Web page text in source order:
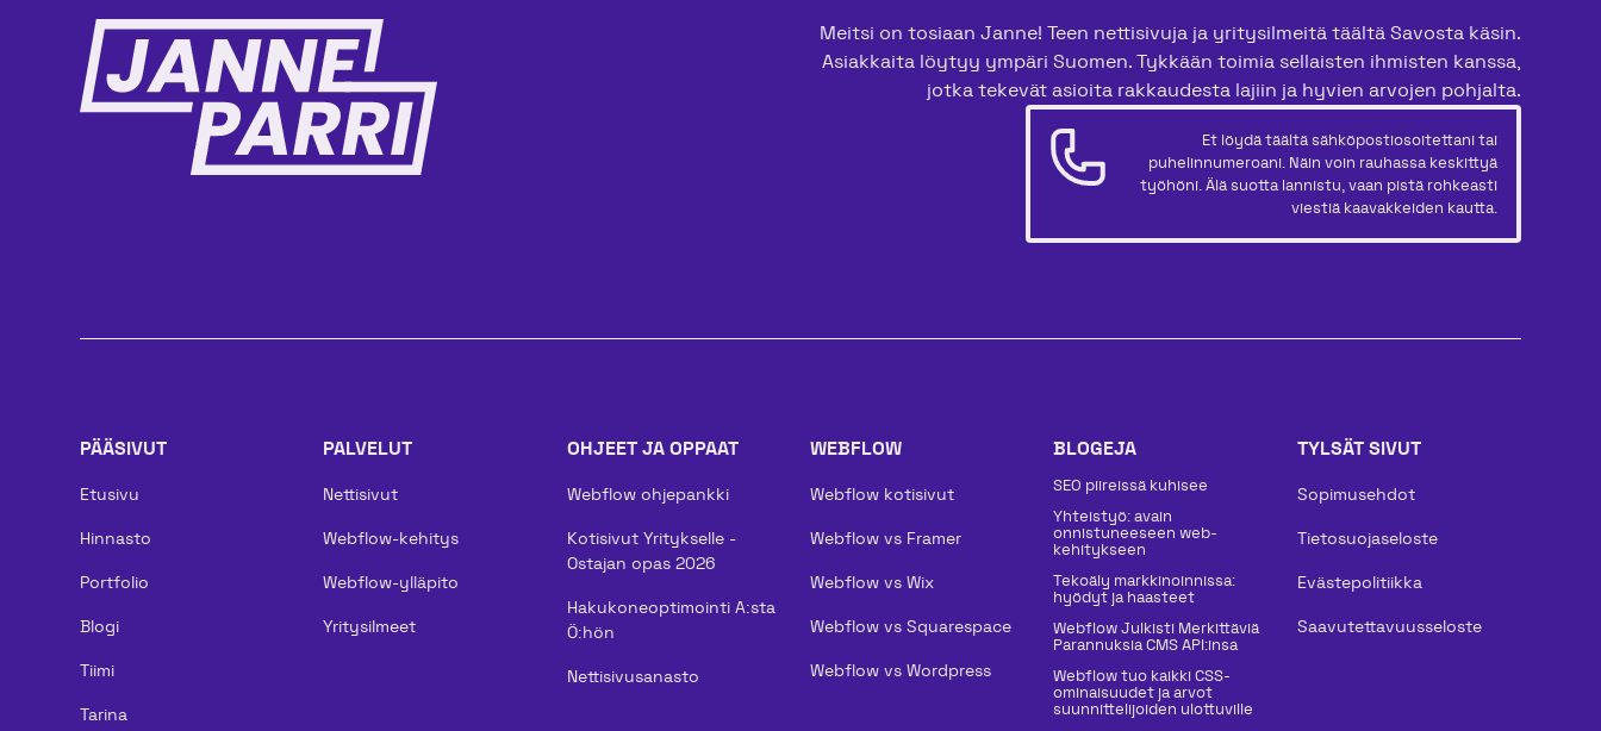
Meitsi on tosiaan Janne! Teen nettisivuja ja yritysilmeitä täältä Savosta käsin.
Asiakkaita löytyy ympäri Suomen. Tykkään toimia sellaisten ihmisten kanssa,
jotka tekevät asioita rakkaudesta lajiin ja hyvien arvojen pohjalta.
Et löydä täältä sähköpostiosoitettani tai
puhelinnumeroani. Näin voin rauhassa keskittyä
työhöni. Älä suotta lannistu, vaan pistä rohkeasti
viestiä kaavakkeiden kautta.
PÄÄSIVUT
Etusivu
Hinnasto
Portfolio
Blogi
Tiimi
Tarina
PALVELUT
Nettisivut
Webflow-kehitys
Webflow-ylläpito
Yritysilmeet
OHJEET JA OPPAAT
Webflow ohjepankki
Kotisivut Yritykselle -
Ostajan opas 2026
Hakukoneoptimointi A:sta
Ö:hön
Nettisivusanasto
WEBFLOW
Webflow kotisivut
Webflow vs Framer
Webflow vs Wix
Webflow vs Squarespace
Webflow vs Wordpress
BLOGEJA
SEO piireissä kuhisee
Yhteistyö: avain
onnistuneeseen web-
kehitykseen
Tekoäly markkinoinnissa:
hyödyt ja haasteet
Webflow Julkisti Merkittäviä
Parannuksia CMS API:insa
Webflow tuo kaikki CSS-
ominaisuudet ja arvot
suunnittelijoiden ulottuville
TYLSÄT SIVUT
Sopimusehdot
Tietosuojaseloste
Evästepolitiikka
Saavutettavuusseloste